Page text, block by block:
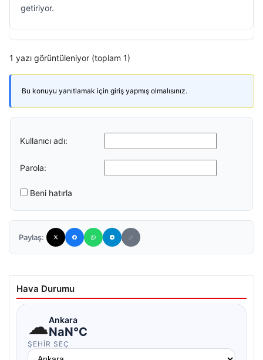
getiriyor.
1 yazı görüntüleniyor (toplam 1)
Bu konuyu yanıtlamak için giriş yapmış olmalısınız.
Kullanıcı adı:
Parola:
Beni hatırla
Paylaş:
Hava Durumu
☁Ankara
NaN°C
ŞEHIR SEÇ